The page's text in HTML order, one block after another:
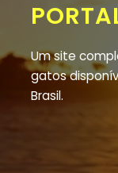
Um site
gatos
Brasil.